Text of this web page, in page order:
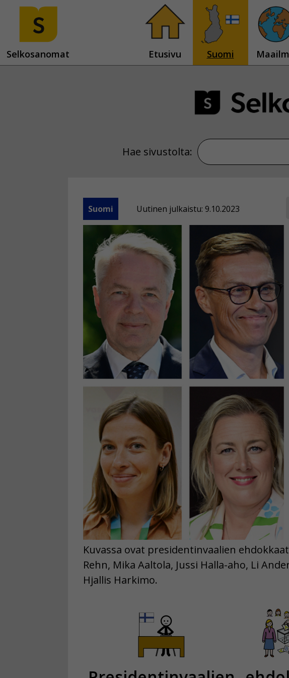
Selkosanomat Etusivu Suomi
Hae sivustolta:
Suomi
Uutinen julkaistu: 9.10.2023
Kuvassa ovat presidentinvaalien
Rehn, Mika Aaltola, Jussi Halla-aho, Li
Hjallis Harkimo.